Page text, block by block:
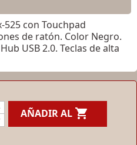
con Touchpad
de ratón. Color Negro.
USB 2.0. Teclas de alta
AÑADIR AL 